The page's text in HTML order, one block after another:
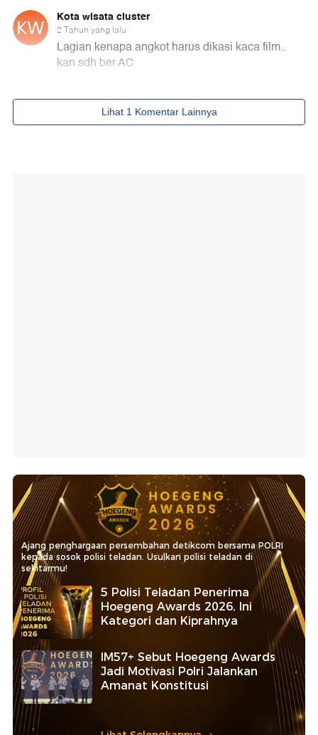
Ajang penghargaan persembahan detikcom bersama POLRI
kepada sosok polisi teladan. Usulkan polisi teladan di
sekitarmu!
5 Polisi Teladan Penerima
Hoegeng Awards 2026, Ini
Kategori dan Kiprahnya
IM57+ Sebut Hoegeng Awards
Jadi Motivasi Polri Jalankan
Amanat Konstitusi